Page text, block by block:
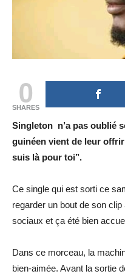
0
SHARES
Singleton n’a pas oublié
guinéen vient de leur offrir
suis là pour toi’’.
Ce single qui est sorti ce
regarder un bout de son
sociaux et ça été bien
Dans ce morceau, la
bien-aimée. Avant la sortie